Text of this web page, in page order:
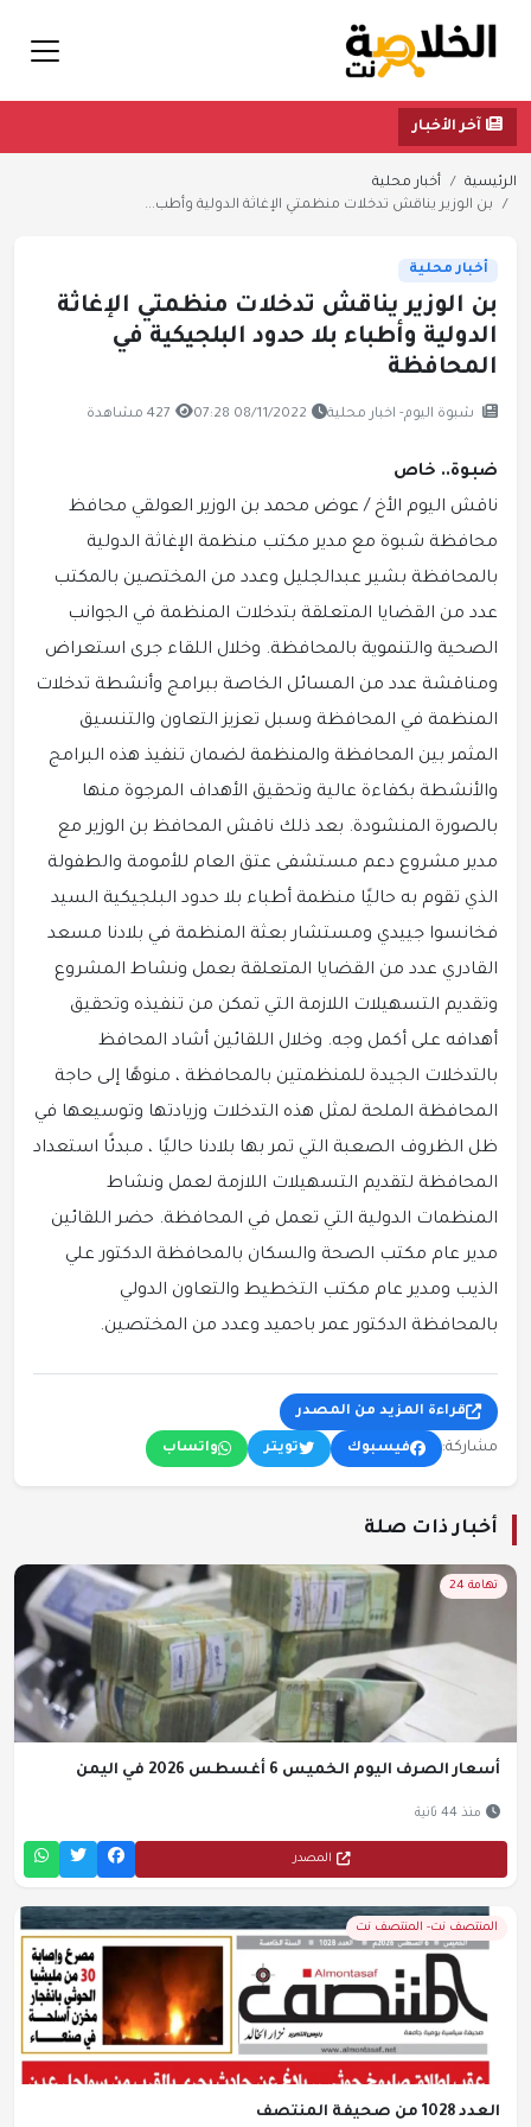
آخر الأخبار
الرئيسية
أخبار محلية
بن الوزير يناقش تدخلات منظمتي الإغاثة الدولية وأطب...
أخبار محلية
بن الوزير يناقش تدخلات منظمتي الإغاثة
الدولية وأطباء بلا حدود البلجيكية في
المحافظة
شبوة اليوم- اخبار محلية 08/11/2022 07:28 427 مشاهدة
ضبوة.. خاص
ناقش اليوم الأخ / عوض محمد بن الوزير العولقي محافظ
محافظة شبوة مع مدير مكتب منظمة الإغاثة الدولية
بالمحافظة بشير عبدالجليل وعدد من المختصين بالمكتب
عدد من القضايا المتعلقة بتدخلات المنظمة في الجوانب
الصحية والتنموية بالمحافظة. وخلال اللقاء جرى استعراض
ومناقشة عدد من المسائل الخاصة ببرامج وأنشطة تدخلات
المنظمة في المحافظة وسبل تعزيز التعاون والتنسيق
المثمر بين المحافظة والمنظمة لضمان تنفيذ هذه البرامج
والأنشطة بكفاءة عالية وتحقيق الأهداف المرجوة منها
بالصورة المنشودة. بعد ذلك ناقش المحافظ بن الوزير مع
مدير مشروع دعم مستشفى عتق العام للأمومة والطفولة
الذي تقوم به حاليًا منظمة أطباء بلا حدود البلجيكية السيد
فخانسوا جييدي ومستشار بعثة المنظمة في بلادنا مسعد
القادري عدد من القضايا المتعلقة بعمل ونشاط المشروع
وتقديم التسهيلات اللازمة التي تمكن من تنفيذه وتحقيق
أهدافه على أكمل وجه. وخلال اللقائين أشاد المحافظ
بالتدخلات الجيدة للمنظمتين بالمحافظة ، منوهًا إلى حاجة
المحافظة الملحة لمثل هذه التدخلات وزيادتها وتوسيعها في
ظل الظروف الصعبة التي تمر بها بلادنا حاليًا ، مبدئًا استعداد
المحافظة لتقديم التسهيلات اللازمة لعمل ونشاط
المنظمات الدولية التي تعمل في المحافظة. حضر اللقائين
مدير عام مكتب الصحة والسكان بالمحافظة الدكتور علي
الذيب ومدير عام مكتب التخطيط والتعاون الدولي
بالمحافظة الدكتور عمر باحميد وعدد من المختصين.
قراءة المزيد من المصدر
مشاركة: فيسبوك تويتر واتساب
أخبار ذات صلة
تهامة 24
أسعار الصرف اليوم الخميس 6 أغسطس 2026 في اليمن
منذ 44 ثانية
المصدر
المنتصف نت- المنتصف نت
العدد 1028 من صحيفة المنتصف